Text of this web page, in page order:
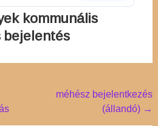
kommunális
bejelentés
méhész bejelentkezés
(állandó) →